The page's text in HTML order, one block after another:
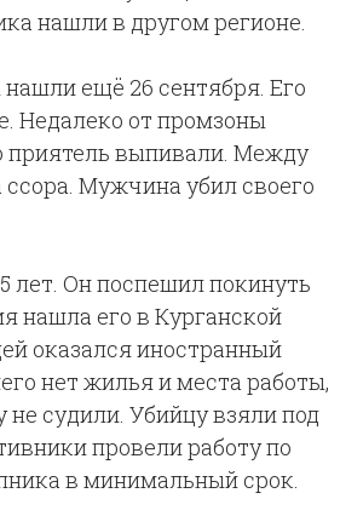
нашли в другом регионе.
ещё 26 сентября. Его
Недалеко от промзоны
приятель выпивали. Между
Мужчина убил своего
лет. Он поспешил покинуть
нашла его в Курганской
оказался иностранный
нет жилья и места работы,
судили. Убийцу взяли под
провели работу по
в минимальный срок.